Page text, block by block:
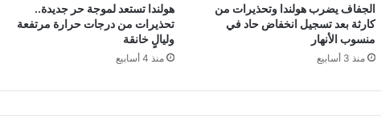
الجفاف يضرب هولندا وتحذيرات من
كارثة بعد تسجيل انخفاض حاد في
منسوب الأنهار
منذ 3 أسابيع
هولندا تستعد لموجة حر جديدة..
تحذيرات من درجات حرارة مرتفعة
وليالٍ خانقة
منذ 4 أسابيع